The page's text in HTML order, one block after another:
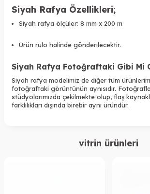
Siyah Rafya Özellikleri;
Siyah rafya ölçüler: 8 mm x 200 m
Ürün rulo halinde gönderilecektir.
Siyah Rafya Fotoğraftaki Gibi Mi
Siyah rafya modelimiz de diğer tüm
fotoğraftaki görüntünün aynısıdır.
stüdyolarımızda çekilmekte olup, flaş
farklılıkları dışında birebir aynı üründür.
vitrin ürünleri